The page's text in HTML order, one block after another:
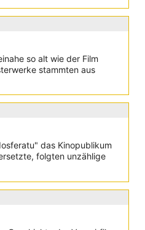
so alt wie der Film
stammten aus
das Kinopublikum
folgten unzählige